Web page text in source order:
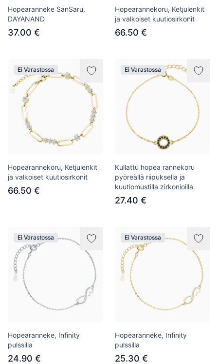
Hopearanneke SanSaru,
DAYANAND
37.00 €
Hopearannekoru, Ketjulenkit
ja valkoiset kuutiosirkonit
66.50 €
Ei Varastossa
Hopearannekoru, Ketjulenkit
ja valkoiset kuutiosirkonit
66.50 €
Ei Varastossa
Kullattu hopea rannekoru
pyöreällä riipuksella ja
kuutiomustilla zirkonioilla
27.40 €
Ei Varastossa
Hopearanneke, Infinity
pulssilla
24.90 €
Ei Varastossa
Hopearanneke, Infinity
pulssilla
25.30 €